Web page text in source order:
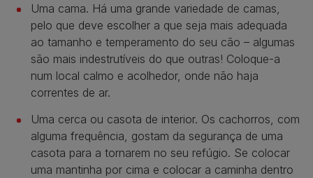
Uma cama. Há uma grande variedade de camas,
pelo que deve escolher a que seja mais adequada
ao tamanho e temperamento do seu cão – algumas
são mais indestrutíveis do que outras! Coloque-a
num local calmo e acolhedor, onde não haja
correntes de ar.
Uma cerca ou casota de interior. Os cachorros, com
alguma frequência, gostam da segurança de uma
casota para a tornarem no seu refúgio. Se colocar
uma mantinha por cima e colocar a caminha dentro